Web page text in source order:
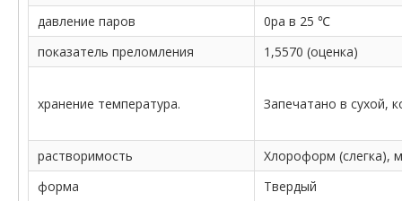
давление паров
0pa в 25 ℃
показатель преломления
1,5570 (оценка)
хранение температура. Запечатано в сухой,
растворимость
Хлороформ (слегка),
форма
Твердый